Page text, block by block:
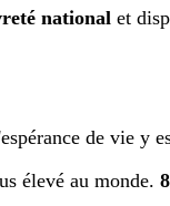
national et
de vie y
élevé au monde.